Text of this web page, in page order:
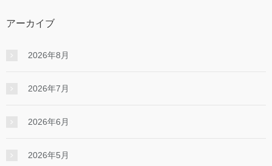
アーカイブ
2026年8月
2026年7月
2026年6月
2026年5月